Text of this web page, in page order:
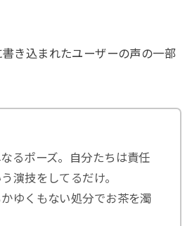
き込まれたユーザーの声の一部
るポーズ。自分たちは責任
演技をしてるだけ。
ゆくもない処分でお茶を濁